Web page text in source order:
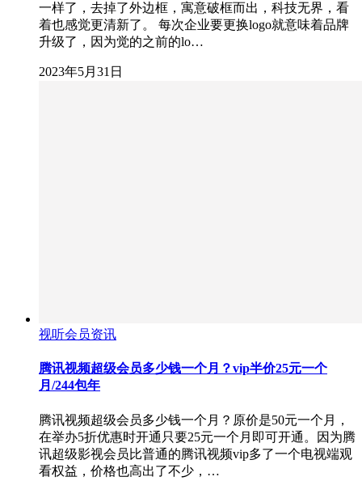
一样了，去掉了外边框，寓意破框而出，科技无界，看
着也感觉更清新了。 每次企业要更换logo就意味着品牌
升级了，因为觉的之前的lo…
2023年5月31日
视听会员资讯
腾讯视频超级会员多少钱一个月？vip半价25元一个
月/244包年
腾讯视频超级会员多少钱一个月？原价是50元一个月，
在举办5折优惠时开通只要25元一个月即可开通。因为腾
讯超级影视会员比普通的腾讯视频vip多了一个电视端观
看权益，价格也高出了不少，…